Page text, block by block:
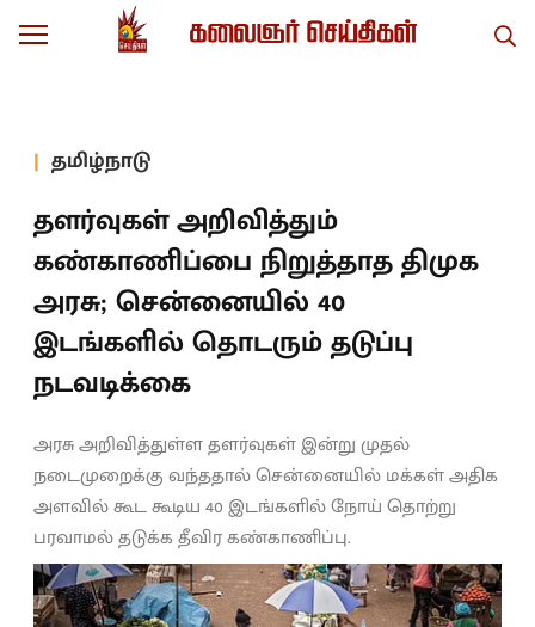
தமிழ்நாடு
தளர்வுகள் அறிவித்தும்
கண்காணிப்பை நிறுத்தாத திமுக
அரசு; சென்னையில் 40
இடங்களில் தொடரும் தடுப்பு
நடவடிக்கை
அரசு அறிவித்துள்ள தளர்வுகள் இன்று முதல்
நடைமுறைக்கு வந்ததால் சென்னையில் மக்கள் அதிக
அளவில் கூட கூடிய 40 இடங்களில் நோய் தொற்று
பரவாமல் தடுக்க தீவிர கண்காணிப்பு.